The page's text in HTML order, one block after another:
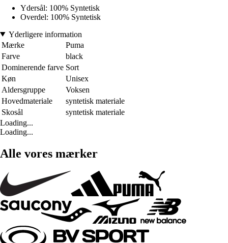
Ydersål: 100% Syntetisk
Overdel: 100% Syntetisk
Yderligere information
Mærke
Puma
Farve
black
Dominerende farve Sort
Køn
Unisex
Aldersgruppe
Voksen
Hovedmateriale
syntetisk materiale
Skosål
syntetisk materiale
Loading...
Loading...
Alle vores mærker